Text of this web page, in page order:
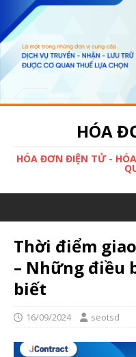
HÓA
HÓA ĐƠN ĐIỆN TỬ -
Thời điểm
– Những điều
biết
16/09/2024 seotsd